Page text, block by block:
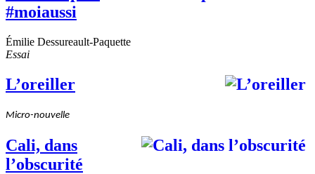
#moiaussi
Émilie Dessureault-Paquette
Essai
L’oreiller
Micro-nouvelle
Cali, dans
l’obscurité